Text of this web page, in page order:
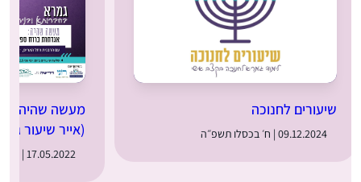
שיעורים לחנוכה
09.12.2024 | ח׳ בכסלו תשפ״ה
מעשה שהיה:
(אייר שיעור ג)
17.05.2022 | ט״ז באייר תשפ״ב